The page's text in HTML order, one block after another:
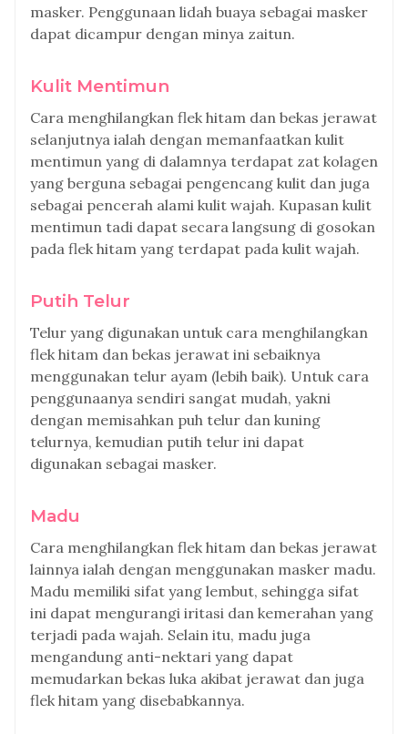
masker. Penggunaan lidah buaya sebagai masker
dapat dicampur dengan minya zaitun.
Kulit Mentimun
Cara menghilangkan flek hitam dan bekas jerawat
selanjutnya ialah dengan memanfaatkan kulit
mentimun yang di dalamnya terdapat zat kolagen
yang berguna sebagai pengencang kulit dan juga
sebagai pencerah alami kulit wajah. Kupasan kulit
mentimun tadi dapat secara langsung di gosokan
pada flek hitam yang terdapat pada kulit wajah.
Putih Telur
Telur yang digunakan untuk cara menghilangkan
flek hitam dan bekas jerawat ini sebaiknya
menggunakan telur ayam (lebih baik). Untuk cara
penggunaanya sendiri sangat mudah, yakni
dengan memisahkan puh telur dan kuning
telurnya, kemudian putih telur ini dapat
digunakan sebagai masker.
Madu
Cara menghilangkan flek hitam dan bekas jerawat
lainnya ialah dengan menggunakan masker madu.
Madu memiliki sifat yang lembut, sehingga sifat
ini dapat mengurangi iritasi dan kemerahan yang
terjadi pada wajah. Selain itu, madu juga
mengandung anti-nektari yang dapat
memudarkan bekas luka akibat jerawat dan juga
flek hitam yang disebabkannya.